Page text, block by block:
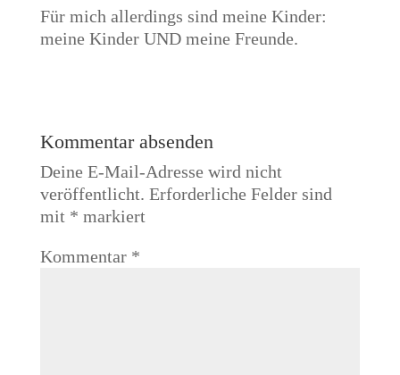
Für mich allerdings sind meine Kinder:
meine Kinder UND meine Freunde.
Kommentar absenden
Deine E-Mail-Adresse wird nicht
veröffentlicht. Erforderliche Felder sind
mit * markiert
Kommentar *